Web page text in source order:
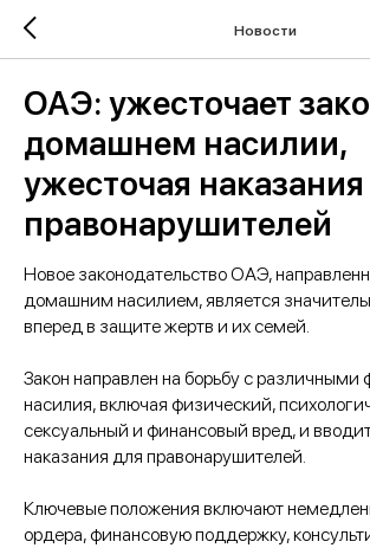
Новости
ОАЭ: ужесточает
домашнем насилии,
ужесточая
правонарушителей
Новое законодательство ОАЭ,
домашним насилием, является
вперед в защите жертв и их семей.
Закон направлен на борьбу с
насилия, включая физический,
сексуальный и финансовый вред, и
наказания для правонарушителей.
Ключевые положения включают
ордера, финансовую поддержку,